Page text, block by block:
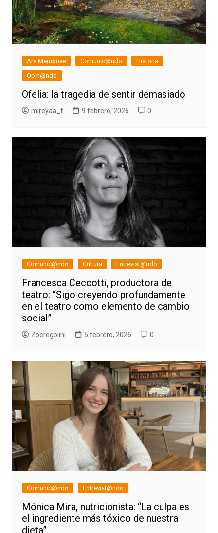
Ars Memoriae Comunic@ndo
Historia
Opin@ndo
Ofelia: la tragedia de sentir demasiado
mireyaa_f 9 febrero, 2026 0
Comunic@ndo Cultura Entrevist@ndo
Francesca Ceccotti, productora de
teatro: “Sigo creyendo profundamente
en el teatro como elemento de cambio
social”
Zoeregolini 5 febrero, 2026 0
Comunic@ndo Entrevist@ndo
Mónica Mira, nutricionista: “La culpa es
el ingrediente más tóxico de nuestra
dieta”